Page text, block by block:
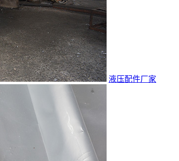
液压配件厂家